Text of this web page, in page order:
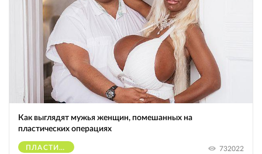
Как выглядят мужья женщин, помешанных на
пластических операциях
ПЛАСТИЧЕСКИЕ ОПЕРАЦИИ 732022